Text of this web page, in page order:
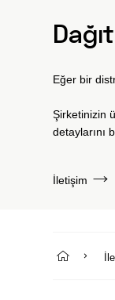
Eğer bir
Şirketinizin
detaylarını
İletişim